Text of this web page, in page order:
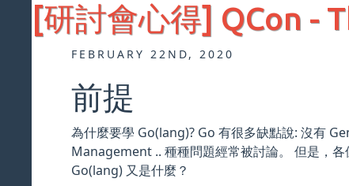
[研討會心得] QCon -
FEBRUARY 22ND, 2020
前提
為什麼要學 Go(lang)? Go 有很多缺點說: 沒有
Management .. 種種問題經常被討論。 但是，
Go(lang) 又是什麼？